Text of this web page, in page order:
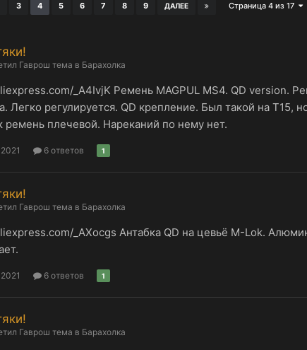
3 4 5 6 7 8 9 ДАЛЕЕ Страница 4 из 17
Гаврош тема в Барахолка
_A4IvjK Ремень MAGPUL MS4. QD version.
Легко регулируется. QD крепление. Был такой на Т15,
ремень плечевой. Нареканий по нему нет.
6 ответов 1
Гаврош тема в Барахолка
_AXocgs Антабка QD на цевьё M-Lok.
6 ответов 1
Гаврош тема в Барахолка